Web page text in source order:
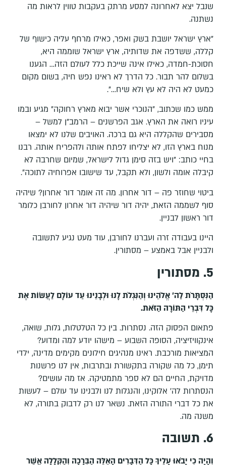
שנבל יצא לאחרונה למסע מרתק בעקבות טווין לראות מה
נשתנה.
"ארץ ישראל יושבת בשק ואפר, כאילו מרחף עליה כישוף של
קללה, ששדפה את שדותיה, ארץ ישראל שוממה היא,
חסוכת-חמדה, כאילו אינה שייכת כלל לעולם הזה… הגענו
בשלום להר תבור. כל הדרך לא ראינו נפש חיה, בשום מקום
כמעט לא היה לא עץ ולא שיח…".
ממש כמו שכתוב, "הנוכרי אשר יבוא מארץ רחוקה" מגיע ובמו
עיניו רואה את הארץ. אגב הפרשנים – הרמב"ן למשל –
מסבירים שהקללה היא גם ברכה. האויבים שלנו לא ימצאו
מנוח בארץ הזו, לא יצליחו לפתח אותה ולהפריח אותה. רבנו
בחיי כותב: "ויש בזה סימן גדול לישראל, שמיום שחרבה לא
קיבלה אומה ולשון, ולא תקבל, עד שישובו אפרוחיה לתוכה".
ביטוי שחוזר פה – דור אחרון. מה זה אומר דור אחרון? שיהיה
סוף לשממה הזאת, יהיה דור שיהיה דור אחרון לחורבן כלומר
דור ראשון לבניין.
היינו בעבודה זרה ועברנו לחורבן, עוד מעט נגיע לתשובה
ולבניין אבל באמצע – מסתורין.
5. מסתורין
הַנִּסְתָּרֹת לַה׳ אֱלֹהֵינוּ וְהַנִּגְלֹת לָנוּ וּלְבָנֵינוּ עַד עוֹלָם לַעֲשׂוֹת אֶת
כָּל דִּבְרֵי הַתּוֹרָה הַזֹּאת.
פתאום הפסוק הזה. נסתרות. בין כל הטלטלות, גלות, שואה,
אינקוויזיציה, הסופה השבוע – מישהו יודע למה ומדוע?
המציאות מורכבת. ראינו מנהיגים חילונים מקימים מדינה, ילדי
תימן, כל מה שקורה בתקשורת ובתרבות, אין לנו פרשנות
מדויקת, החיים הם לא ספר מתמטיקה. אז מה עושים?
הנסתרות לה' אלוקינו, והנגלות לנו ולבנינו עד עולם – לעשות
את כל דברי התורה הזאת. נשאר לנו רק לדבוק בתורה, לא
משנה מה.
6. תשובה
וְהָיָה כִי יָבֹאוּ עָלֶיךָ כָּל הַדְּבָרִים הָאֵלֶּה הַבְּרָכָה וְהַקְּלָלָה אֲשֶׁר